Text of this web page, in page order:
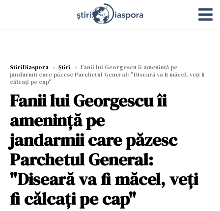
StiriDiaspora › Știri › Fanii lui Georgescu îi amenință pe
jandarmii care păzesc Parchetul General: "Diseară va fi măcel, veți fi
călcați pe cap"
Fanii lui Georgescu îi
amenință pe
jandarmii care păzesc
Parchetul General:
"Diseară va fi măcel, veți
fi călcați pe cap"